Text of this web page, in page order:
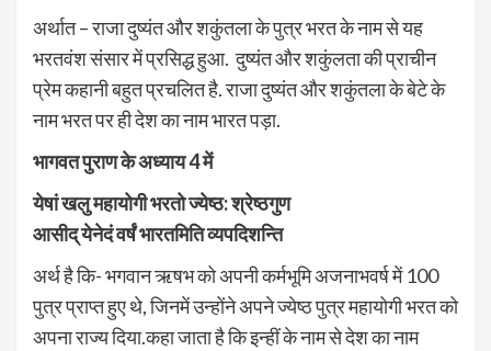
अर्थात – राजा दुष्यंत और शकुंतला के पुत्र भरत के नाम से यह
भरतवंश संसार में प्रसिद्ध हुआ. दुष्यंत और शकुंलता की प्राचीन
प्रेम कहानी बहुत प्रचलित है. राजा दुष्यंत और शकुंतला के बेटे के
नाम भरत पर ही देश का नाम भारत पड़ा.
भागवतपुराणकेअध्याय4में
येषांखलुमहायोगीभरतोज्येष्ठ: श्रेष्ठगुण
आसीद्येनेदंवर्षंभारतमितिव्यपदिशन्ति
अर्थ है कि- भगवान ऋषभ को अपनी कर्मभूमि अजनाभवर्ष में 100
पुत्र प्राप्त हुए थे, जिनमें उन्होंने अपने ज्येष्ठ पुत्र महायोगी भरत को
अपना राज्य दिया.कहा जाता है कि इन्हीं के नाम से देश का नाम